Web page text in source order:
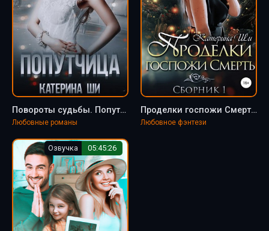
Повороты судьбы. Попутчица - Катерина Ши (1)
Любовные романы
Проделки госпожи Смерть - Катерина Ши (1)
Любовное фэнтези
Озвучка 05:45:26